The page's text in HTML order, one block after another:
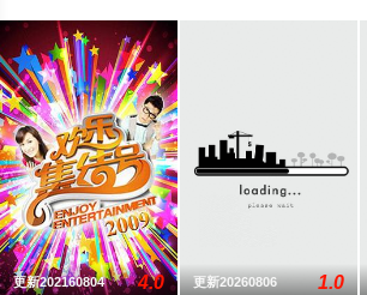
更新202160804 4.0 更新20260806 1.0